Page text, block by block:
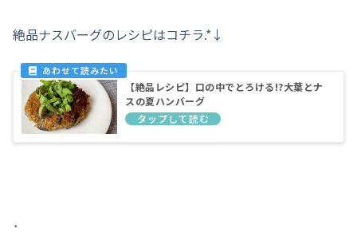
絶品ナスバーグのレシピはコチラ.*↓
【絶品レシピ】口の中でとろける!?大葉とナ
スの夏ハンバーグ
．